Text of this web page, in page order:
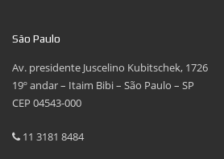
São Paulo
Av. presidente Juscelino Kubitschek, 1726
19º andar – Itaim Bibi – São Paulo – SP
CEP 04543-000
11 3181 8484